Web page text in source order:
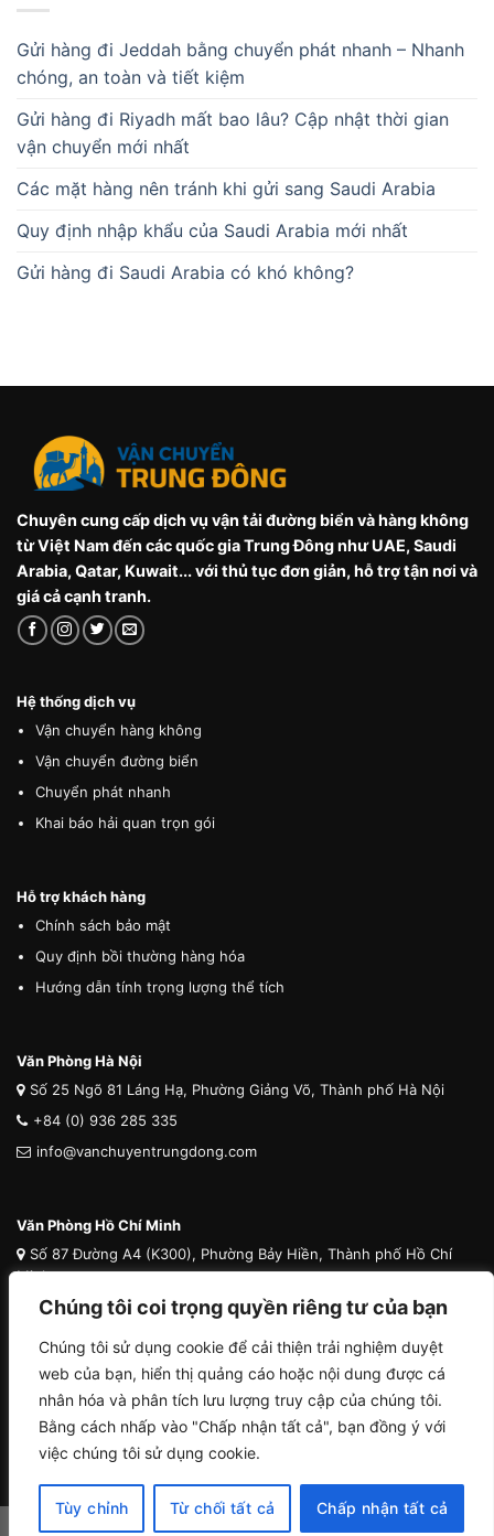
Chúng tôi coi trọng quyền riêng tư của bạn
Chúng tôi sử dụng cookie để cải thiện trải nghiệm duyệt
web của bạn, hiển thị quảng cáo hoặc nội dung được cá
nhân hóa và phân tích lưu lượng truy cập của chúng tôi.
Bằng cách nhấp vào "Chấp nhận tất cả", bạn đồng ý với
việc chúng tôi sử dụng cookie.
Tùy chỉnh Từ chối tất cả Chấp nhận tất cả
Gửi hàng đi Jeddah bằng chuyển phát nhanh – Nhanh
chóng, an toàn và tiết kiệm
Gửi hàng đi Riyadh mất bao lâu? Cập nhật thời gian
vận chuyển mới nhất
Các mặt hàng nên tránh khi gửi sang Saudi Arabia
Quy định nhập khẩu của Saudi Arabia mới nhất
Gửi hàng đi Saudi Arabia có khó không?
Chuyên cung cấp dịch vụ vận tải đường biển và hàng không
từ Việt Nam đến các quốc gia Trung Đông như UAE, Saudi
Arabia, Qatar, Kuwait... với thủ tục đơn giản, hỗ trợ tận nơi và
giá cả cạnh tranh.
Hệ thống dịch vụ
Vận chuyển hàng không
Vận chuyển đường biển
Chuyển phát nhanh
Khai báo hải quan trọn gói
Hỗ trợ khách hàng
Chính sách bảo mật
Quy định bồi thường hàng hóa
Hướng dẫn tính trọng lượng thể tích
Văn Phòng Hà Nội
Số 25 Ngõ 81 Láng Hạ, Phường Giảng Võ, Thành phố Hà Nội
+84 (0) 936 285 335
info@vanchuyentrungdong.com
Văn Phòng Hồ Chí Minh
Số 87 Đường A4 (K300), Phường Bảy Hiền, Thành phố Hồ Chí
Minh
+84 (0) 936 285 335
info@vanchuyentrungdong.com
Copyright 2026 ©Vận chuyển Trung Đông